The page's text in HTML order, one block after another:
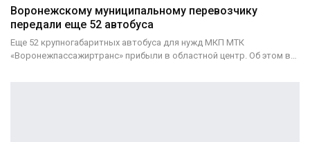
Воронежскому муниципальному перевозчику
передали еще 52 автобуса
Еще 52 крупногабаритных автобуса для нужд МКП МТК
«Воронежпассажиртранс» прибыли в областной центр. Об этом в…